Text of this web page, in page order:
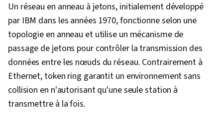
Interface de ligne de commande, Systèmes de
base de données, Modélisation des données,
Administration des bases de données,
Systèmes de gestion de bases de données,
Logiciel de base de données, IBM DB2, Analyse,
Lacs de données, Data Mart, Schéma en étoile,
Schéma du flocon de neige, Validation des
données, Langages de requête, Données en
Un réseau en anneau à jetons, initialement développé
par IBM dans les années 1970, fonctionne selon une
topologie en anneau et utilise un mécanisme de
passage de jetons pour contrôler la transmission des
données entre les nœuds du réseau. Contrairement à
Ethernet, token ring garantit un environnement sans
collision en n'autorisant qu'une seule station à
transmettre à la fois.